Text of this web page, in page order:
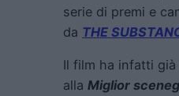
serie di premi e
da THE
Il film ha infatti
alla Miglior